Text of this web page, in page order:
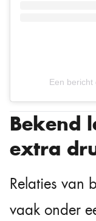
Een bericht
Bekend
extra
Relaties van
vaak onder